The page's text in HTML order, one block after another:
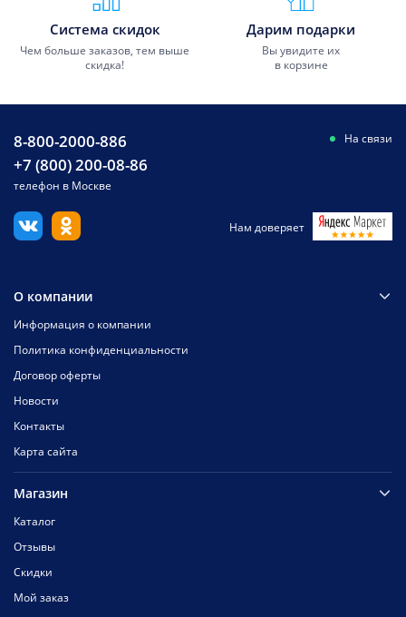
Система скидок
Чем больше заказов, тем выше
скидка!
Дарим подарки
Вы увидите их
в корзине
8-800-2000-886
+7 (800) 200-08-86
телефон в Москве
На связи
Нам доверяет
О компании
Информация о компании
Политика конфиденциальности
Договор оферты
Новости
Контакты
Карта сайта
Магазин
Каталог
Отзывы
Скидки
Мой заказ